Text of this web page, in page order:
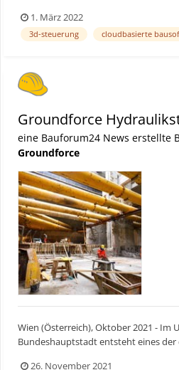
Röhrnbach seit jeher verfolgt.
die Unternehmensgruppe, die 1926
1. März 2022
3d-steuerung cloudbasierte
Groundforce
eine Bauforum24 News erstellte
Groundforce
Wien (Österreich), Oktober 2021 - Im
Bundeshauptstadt entsteht eines
26. November 2021